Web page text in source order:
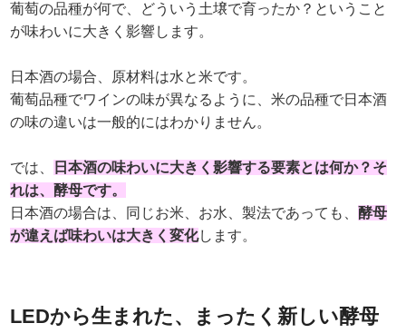
葡萄の品種が何で、どういう土壌で育ったか？ということ
が味わいに大きく影響します。
日本酒の場合、原材料は水と米です。
葡萄品種でワインの味が異なるように、米の品種で日本酒
の味の違いは一般的にはわかりません。
では、
日本酒の味わいに大きく影響する要素とは何か？そ
れは、酵母です。
日本酒の場合は、同じお米、お水、製法であっても、酵母
が違えば味わいは大きく変化します。
LEDから生まれた、まったく新しい酵母